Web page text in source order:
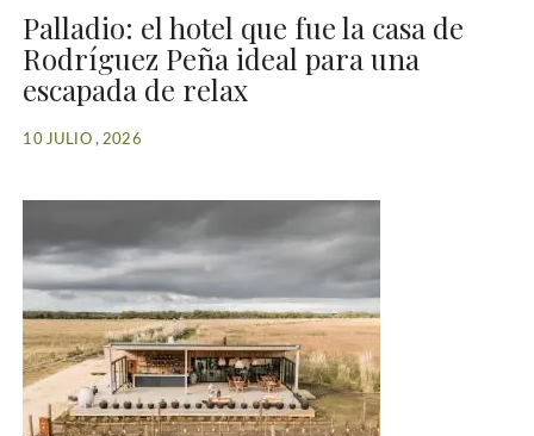
Palladio: el hotel que fue la casa de
Rodríguez Peña ideal para una
escapada de relax
10 JULIO , 2026